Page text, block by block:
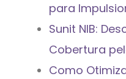
para
Sunit NIB:
Cobertura
Como